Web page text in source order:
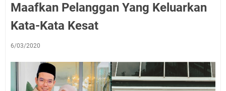
Maafkan Pelanggan Yang Keluarkan
Kata-Kata Kesat
6/03/2020